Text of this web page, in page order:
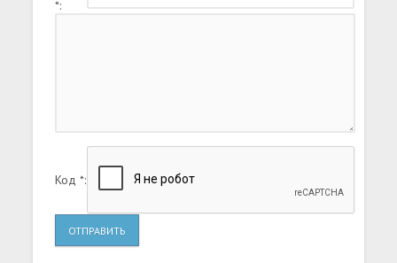
*:
Код *:
ОТПРАВИТЬ